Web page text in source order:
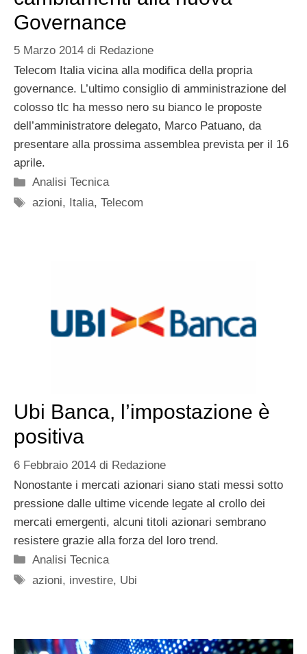
Governance
5 Marzo 2014 di Redazione
Telecom Italia vicina alla modifica della propria
governance. L’ultimo consiglio di amministrazione del
colosso tlc ha messo nero su bianco le proposte
dell’amministratore delegato, Marco Patuano, da
presentare alla prossima assemblea prevista per il 16
aprile.
Categorie
Analisi Tecnica
Tag
azioni, Italia,Telecom
Ubi Banca, l’impostazione è
positiva
6 Febbraio 2014 di Redazione
Nonostante i mercati azionari siano stati messi sotto
pressione dalle ultime vicende legate al crollo dei
mercati emergenti, alcuni titoli azionari sembrano
resistere grazie alla forza del loro trend.
Categorie
Analisi Tecnica
Tag
azioni, investire, Ubi